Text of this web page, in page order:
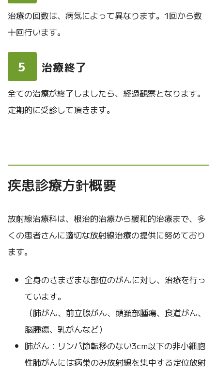
治療の回数は、病気によって異なります。1回から数
十回行います。
5 治療終了
全ての治療が終了しましたら、経過観察となります。
定期的に受診して頂きます。
疾患診療方針概要
放射線治療科は、根治的治療から緩和的治療まで、多
くの患者さんに適切な放射線治療の提供に努めており
ます。
全身のさまざまな部位のがんに対し、治療を行っ
ています。
（肺がん、前立腺がん、頭頚部腫瘍、食道がん、
脳腫瘍、乳がんなど）
肺がん：リンパ節転移のない3cm以下の非小細胞
性肺がんには病巣のみ放射線を集中する定位放射